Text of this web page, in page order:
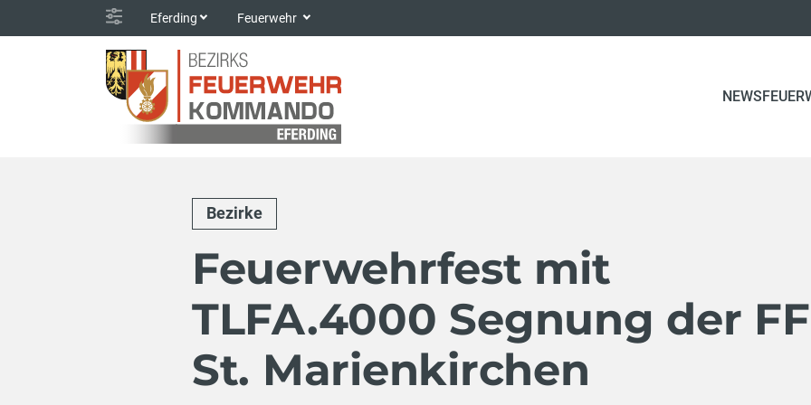
Eferding Feuerwehr
NEWS
Bezirke
Feuerwehrfest mit
TLFA.4000 Segnung der FF
St. Marienkirchen